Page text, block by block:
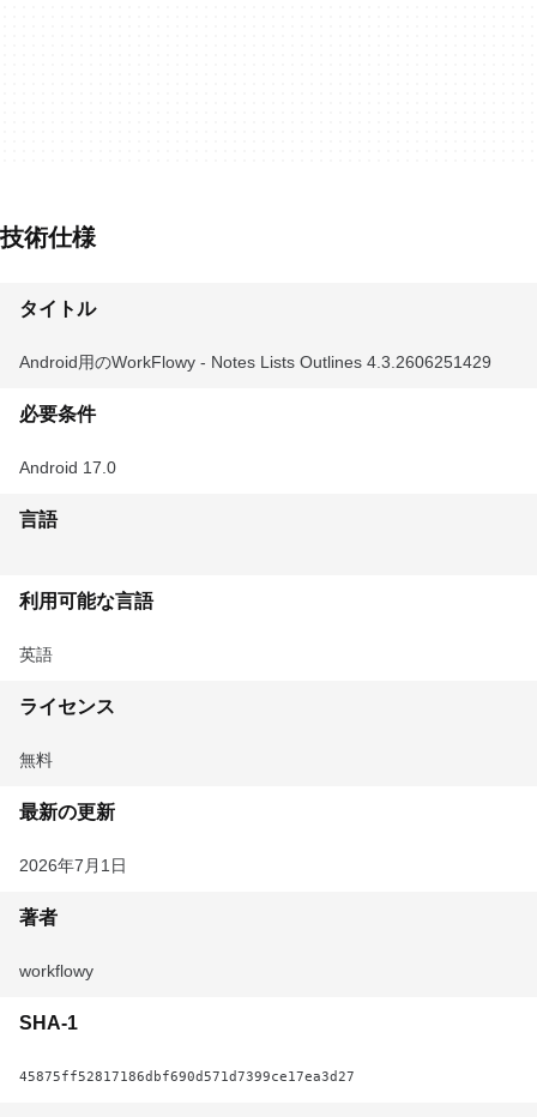
技術仕様
タイトル
Android用のWorkFlowy - Notes Lists Outlines 4.3.2606251429
必要条件
Android 17.0
言語
利用可能な言語
英語
ライセンス
無料
最新の更新
2026年7月1日
著者
workflowy
SHA-1
45875ff52817186dbf690d571d7399ce17ea3d27